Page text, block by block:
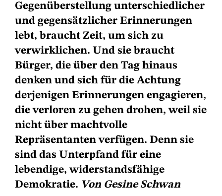
Gegenüberstellung unterschiedlicher
und gegensätzlicher Erinnerungen
lebt, braucht Zeit, um sich zu
verwirklichen. Und sie braucht
Bürger, die über den Tag hinaus
denken und sich für die Achtung
derjenigen Erinnerungen engagieren,
die verloren zu gehen drohen, weil sie
nicht über machtvolle
Repräsentanten verfügen. Denn sie
sind das Unterpfand für eine
lebendige, widerstandsfähige
Demokratie. Von Gesine Schwan